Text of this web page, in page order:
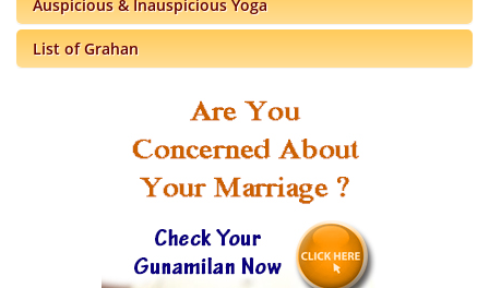
Auspicious & Inauspicious Yoga
List of Grahan